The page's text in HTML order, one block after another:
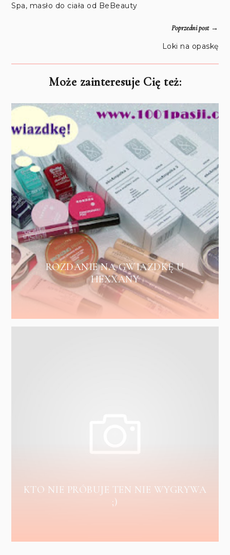
Spa, masło do ciała od BeBeauty
Poprzedni post→
Loki na opaskę
Może zainteresuje Cię też:
ROZDANIE NA GWIAZDKĘ U
HEXXANY
KTO NIE PRÓBUJE TEN NIE WYGRYWA
;)